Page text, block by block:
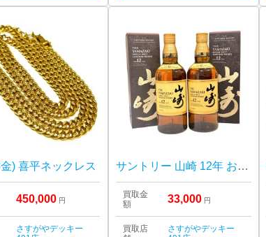
) 喜平ネックレス
450,000 円
さすがやデッキー
サントリー 山崎 12年 おまとめ 箱あり
買取金
額
33,000 円
買取店
さすがやデッキー